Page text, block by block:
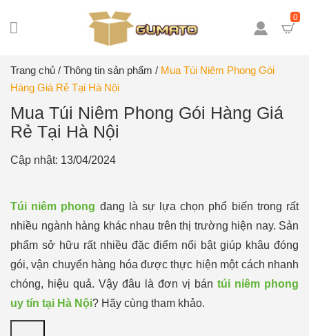
0
Trang chủ / Thông tin sản phẩm / Mua Túi Niêm Phong Gói
Hàng Giá Rẻ Tại Hà Nội
Mua Túi Niêm Phong Gói Hàng Giá
Rẻ Tại Hà Nội
Cập nhật: 13/04/2024
Túi niêm phong đang là sự lựa chọn phổ biến trong rất
nhiều ngành hàng khác nhau trên thị trường hiện nay. Sản
phẩm sở hữu rất nhiều đặc điểm nổi bật giúp khâu đóng
gói, vận chuyển hàng hóa được thực hiện một cách nhanh
chóng, hiệu quả. Vậy đâu là đơn vị bán túi niêm phong
uy tín tại Hà Nội? Hãy cùng tham khảo.